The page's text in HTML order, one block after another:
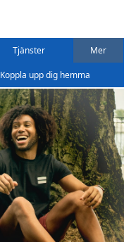
Tjänster Mer
Koppla upp dig hemma